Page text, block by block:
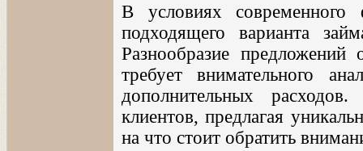
В условиях современного
подходящего варианта
Разнообразие
требует внимательного
дополнительных
клиентов, предлагая
на что стоит обратить